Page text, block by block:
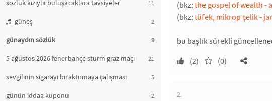
sözlük kızıyla buluşacaklara tavsiyeler 11
güneş 2
günaydın sözlük 9
5 ağustos 2026 fenerbahçe sturm graz maçı 21
sevgilinin sigarayı bıraktırmaya çalışması 5
günün iddaa kuponu 2
(bkz: the gospel of wealth -
(bkz: tüfek, mikrop çelik -
bu başlık sürekli
(2)
(0)
2.